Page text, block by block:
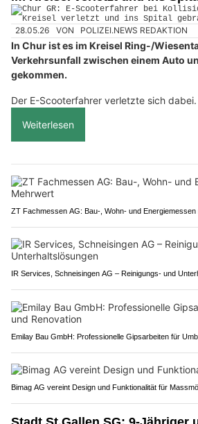
28.05.26 VON POLIZEI.NEWS REDAKTION
In Chur ist es im Kreisel Ring-/
Verkehrsunfall zwischen einem Auto
gekommen.
Der E-Scooterfahrer verletzte sich dabei.
Weiterlesen
ZT Fachmessen AG: Bau-, Wohn- und Energiemessen
IR Services, Schneisingen AG – Reinigungs- und
Emilay Bau GmbH: Professionelle Gipsarbeiten für
Bimag AG vereint Design und Funktionalität für